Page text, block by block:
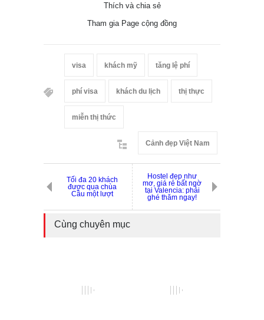
Thích và chia sẻ
Tham gia Page cộng đồng
visa khách mỹ tăng lệ phí
phí visa khách du lịch thị thực
miễn thị thức
Cảnh đẹp Việt Nam
Tối đa 20 khách
được qua chùa
Cầu một lượt
Hostel đẹp như
mơ, giá rẻ bất ngờ
tại Valencia: phải
ghé thăm ngay!
Cùng chuyên mục